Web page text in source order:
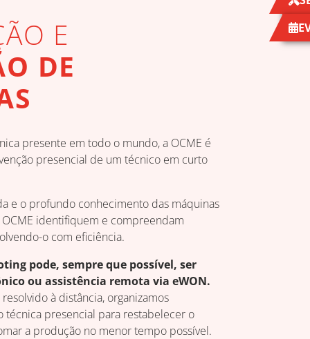
E
DE
presente em todo o mundo, a OCME é
presencial de um técnico em curto
e o profundo conhecimento das máquinas
identifiquem e compreendam
o com eficiência.
pode, sempre que possível, ser
ou assistência remota via eWON.
à distância, organizamos
presencial para restabelecer o
a produção no menor tempo possível.